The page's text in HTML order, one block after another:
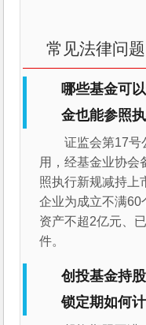
常见法律问题
哪些基金可
金也能参照
证监会第17号
用，经基金业协会
照执行新规减持上
企业为成立不满60
资产不超2亿元、
件。
创投基金持
锁定期如何